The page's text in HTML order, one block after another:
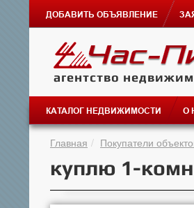
ДОБАВИТЬ ОБЪЯВЛЕНИЕ
агентство
КАТАЛОГ НЕДВИЖИМОСТИ О
Главная Покупатели
куплю 1-